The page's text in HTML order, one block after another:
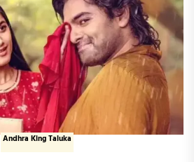
Andhra King Taluka